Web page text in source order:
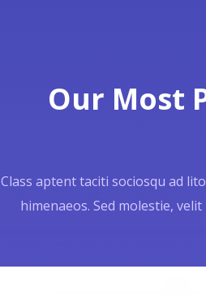
Our Most
Class aptent taciti sociosqu ad
himenaeos. Sed molestie,